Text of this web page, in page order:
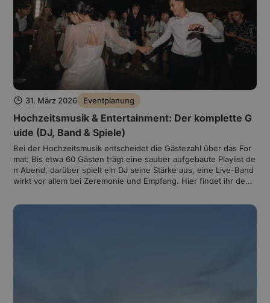
31. März 2026 Eventplanung
Hochzeitsmusik & Entertainment: Der komplette G
uide (DJ, Band & Spiele)
Bei der Hochzeitsmusik entscheidet die Gästezahl über das For
mat: Bis etwa 60 Gästen trägt eine sauber aufgebaute Playlist de
n Abend, darüber spielt ein DJ seine Stärke aus, eine Live-Band
wirkt vor allem bei Zeremonie und Empfang. Hier findet ihr den
httechnik je Gästezahl und die Stellen, an denen es beim Selber